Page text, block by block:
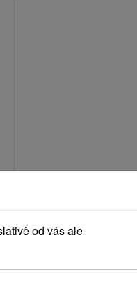
od vás ale